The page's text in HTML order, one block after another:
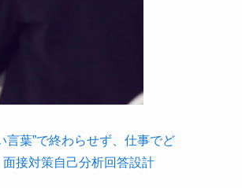
葉”で終わらせず、仕事でど
接対策自己分析回答設計